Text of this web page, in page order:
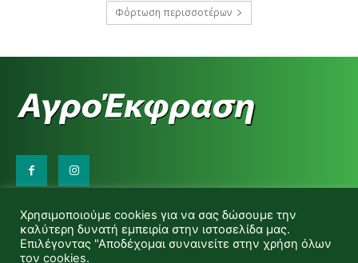
Φόρτωση περισσοτέρων
d.makas@yahoo.gr
info@agrofitro.gr
Μακάς Ντίνος
Χρησιμοποιούμε cookies για να σας δώσουμε την
καλύτερη δυνατή εμπειρία στην ιστοσελίδα μας.
Επιλέγοντας "Αποδέχομαι συναινείτε στην χρήση όλων
τον cookies.